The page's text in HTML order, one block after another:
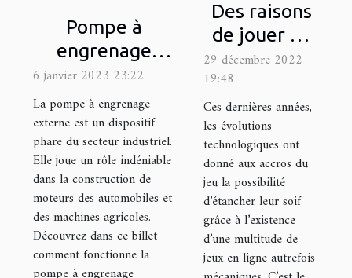
Pompe à
engrenage
externe : quel
est son
fonctionnement
?
6 janvier 2023 23:22
La pompe à engrenage
externe est un dispositif
phare du secteur industriel.
Elle joue un rôle indéniable
dans la construction de
moteurs des automobiles et
des machines agricoles.
Découvrez dans ce billet
comment fonctionne la
Des raisons
de jouer au
blackjack
29 décembre 2022
19:48
Ces dernières années,
les évolutions
technologiques ont
donné aux accros du
jeu la possibilité
d’étancher leur soif
grâce à l’existence
d’une multitude de
jeux en ligne autrefois